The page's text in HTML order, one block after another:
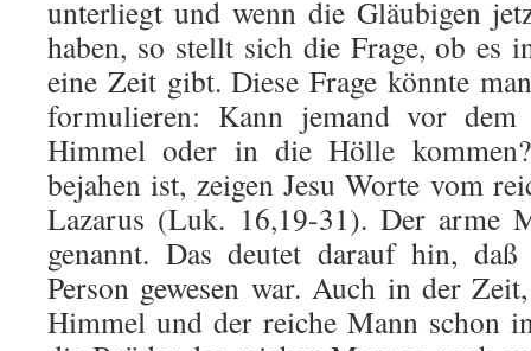
unterliegt und wenn die Gläubigen
haben, so stellt sich die Frage, ob es
eine Zeit gibt. Diese Frage könnte
formulieren: Kann jemand vor
Himmel oder in die Hölle
bejahen ist, zeigen Jesu Worte vom
Lazarus (Luk. 16,19-31). Der arme
genannt. Das deutet darauf hin,
Person gewesen war. Auch in der
Himmel und der reiche Mann schon